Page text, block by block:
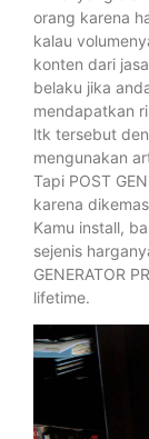
orang karena
kalau
konten dari
belaku jika
mendapatkan
ltk tersebut
mengunakan
Tapi POST
karena
Kamu install,
sejenis
GENERATOR
lifetime.